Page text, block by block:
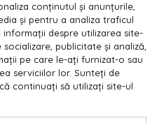
TE
cardul:
conținutul și anunțurile,
și pentru a analiza traficul
informații despre utilizarea site-
publicitate și analiză,
pe care le-ați furnizat-o sau
serviciilor lor. Sunteți de
continuați să utilizați site-ul